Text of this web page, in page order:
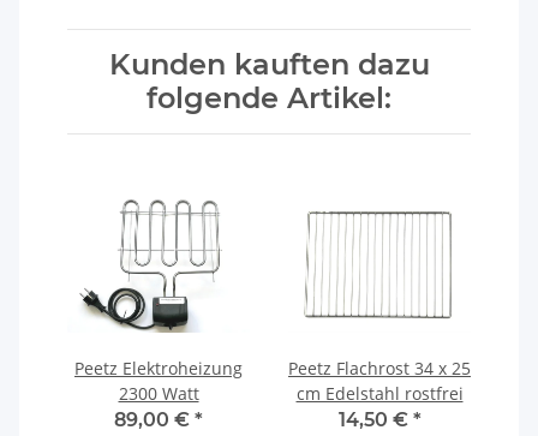
Kunden kauften dazu
folgende Artikel:
Peetz Elektroheizung
2300 Watt
89,00 € *
Peetz Flachrost 34 x 25
cm Edelstahl rostfrei
14,50 € *